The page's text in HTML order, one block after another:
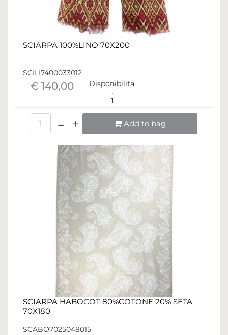
SCIARPA 100%LINO 70X200
SCILI7400033012
€ 140,00 Disponibilita'
1
Add to bag
SCIARPA HABOCOT 80%COTONE 20% SETA
70X180
SCABO7025048015